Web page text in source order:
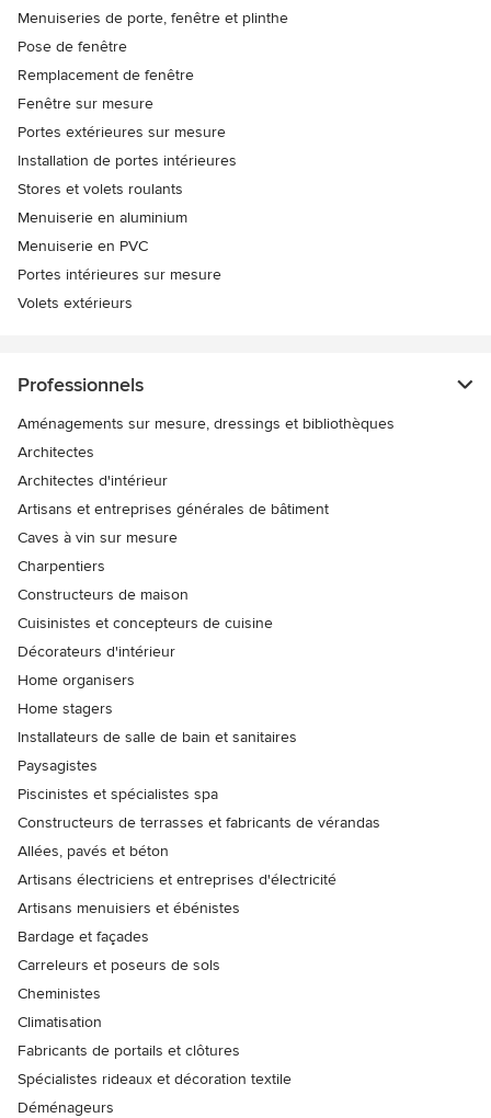
Menuiseries de porte, fenêtre et plinthe
Pose de fenêtre
Remplacement de fenêtre
Fenêtre sur mesure
Portes extérieures sur mesure
Installation de portes intérieures
Stores et volets roulants
Menuiserie en aluminium
Menuiserie en PVC
Portes intérieures sur mesure
Volets extérieurs
Professionnels
Aménagements sur mesure, dressings et bibliothèques
Architectes
Architectes d'intérieur
Artisans et entreprises générales de bâtiment
Caves à vin sur mesure
Charpentiers
Constructeurs de maison
Cuisinistes et concepteurs de cuisine
Décorateurs d'intérieur
Home organisers
Home stagers
Installateurs de salle de bain et sanitaires
Paysagistes
Piscinistes et spécialistes spa
Constructeurs de terrasses et fabricants de vérandas
Allées, pavés et béton
Artisans électriciens et entreprises d'électricité
Artisans menuisiers et ébénistes
Bardage et façades
Carreleurs et poseurs de sols
Cheministes
Climatisation
Fabricants de portails et clôtures
Spécialistes rideaux et décoration textile
Déménageurs